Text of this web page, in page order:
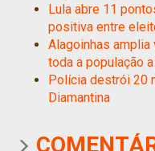
Lula abre 11
positiva entre
Alagoinhas amplia
toda a população
Polícia destrói 20
Diamantina